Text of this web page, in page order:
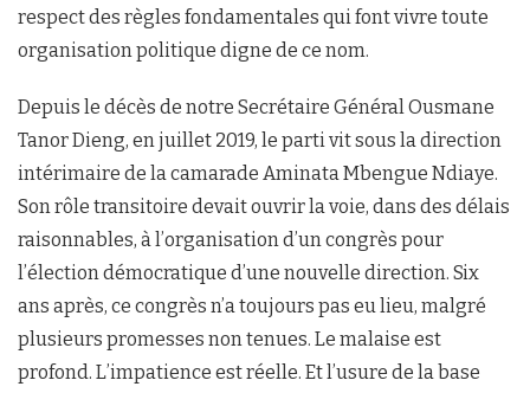
respect des règles fondamentales qui font vivre toute
organisation politique digne de ce nom.
Depuis le décès de notre Secrétaire Général Ousmane
Tanor Dieng, en juillet 2019, le parti vit sous la direction
intérimaire de la camarade Aminata Mbengue Ndiaye.
Son rôle transitoire devait ouvrir la voie, dans des délais
raisonnables, à l’organisation d’un congrès pour
l’élection démocratique d’une nouvelle direction. Six
ans après, ce congrès n’a toujours pas eu lieu, malgré
plusieurs promesses non tenues. Le malaise est
profond. L’impatience est réelle. Et l’usure de la base